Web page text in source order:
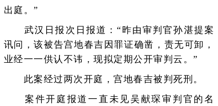
出庭。”
武汉日报次日报道：“昨由审判官孙湛提案
讯问，该被告宫地春吉因罪证确凿，责无可卸，
业经一一供认不讳，现拟定期公开审判云。”
此案经过两次开庭，宫地春吉被判死刑。
案件开庭报道一直未见吴献琛审判官的名